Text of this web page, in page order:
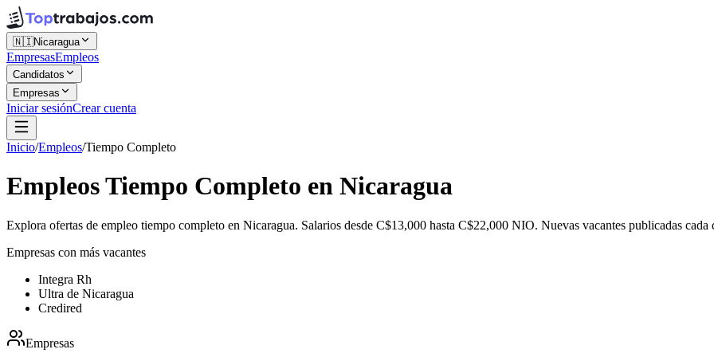
🇳🇮Nicaragua
EmpresasEmpleos
Candidatos
Empresas
Iniciar sesiónCrear cuenta
Inicio/Empleos/Tiempo Completo
Empleos Tiempo Completo en Nicaragua
Explora ofertas de empleo tiempo completo en Nicaragua. Salarios desde C$13,000 hasta C$22,000 NIO. Nuevas vacantes publicadas cada
Empresas con más vacantes
Integra Rh
Ultra de Nicaragua
Credired
Empresas